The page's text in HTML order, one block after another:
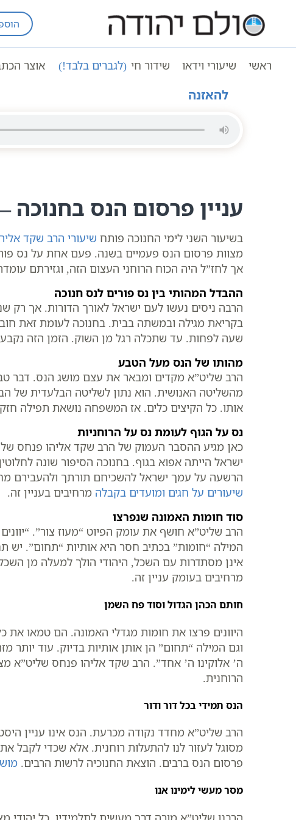
ראשי שיעורי וידאו שידור חי (לגברים בלבד!) אוצר
עמוד ראשי
להאזנה
עניין פרסום הנס
בשיעור השני לימי החנוכה פותח שיעורי הרב שקד
מצוות פרסום הנס פעמיים בשנה. פעם אחת על נס
אך לחז”ל היה הכוח הרוחני העצום הזה, וגזירתם
ההבדל המהותי בין נס פורים לנס חנוכה
הרבה ניסים נעשו לעם ישראל לאורך הדורות. אך רק
בקריאת מגילה ובמשתה בבית. בחנוכה לעומת זאת
שעה לפחות. עד שתכלה רגל מן השוק. הזמן הזה
מהותו של הנס מעל הטבע
הרב שליט”א מקדים ומבאר את עצם מושג הנס. דבר
מהשליטה האנושית. הוא נתון לשליטה הבלעדית של
אותו. כל הקיצים כלים. אז המשפחה נושאת תפילה
נס על הגוף לעומת נס על הרוחניות
כאן מגיע ההסבר העמוק של הרב שקד אליהו פנחס
ישראל הייתה אפוא בגוף. בחנוכה הסיפור שונה
הרשעה על עמך ישראל להשכיחם תורתך ולהעבירם
שיעורים על חגים ומועדים בקבלה מרחיבים בעניין זה.
סוד חומות האמונה שנפרצו
הרב שליט”א חושף את עומק הפיוט “מעוז צור”.
המילה “חומות” בכתיב חסר היא אותיות “תחום”.
אינן מסתדרות עם השכל, היהודי הולך למעלה מן
מרחיבים בעומק עניין זה.
חותם הכהן הגדול וסוד פח השמן
היוונים פרצו את חומות מגדלי האמונה. הם טמאו
וגם המילה “תחום” הן אותן אותיות בדיוק. עוד
ה’ אלוקינו ה’ אחד”. הרב שקד אליהו פנחס שליט”א
הרוחנית.
הנס תמידי בכל דור ודור
הרב שליט”א מחדד נקודה מכרעת. הנס אינו עניין
מסוגל לעזור לנו להתעלות רוחנית. אלא שכדי לקבל
פרסום הנס ברבים. הוצאת החנוכיה לרשות הרבים.
מסר מעשי לימינו אנו